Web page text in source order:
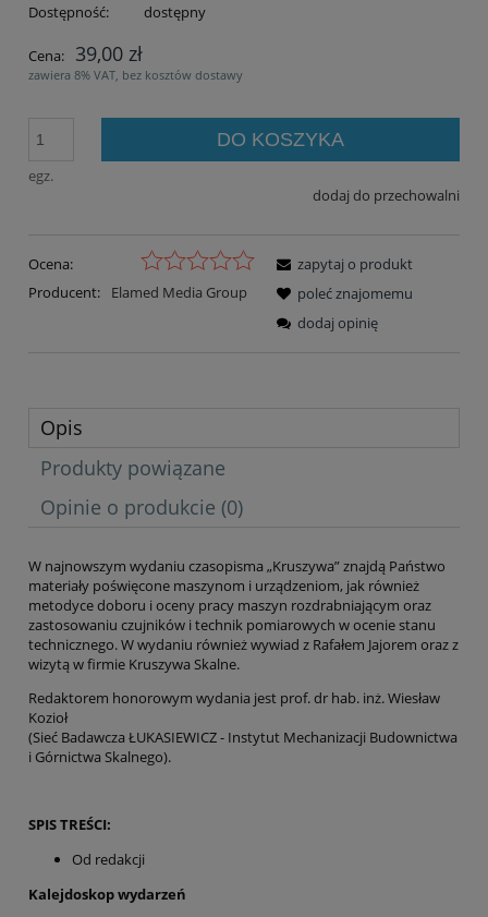
Dostępność: dostępny
Cena: 39,00 zł
zawiera 8% VAT, bez kosztów dostawy
egz.
DO KOSZYKA
dodaj do przechowalni
Ocena:
Producent:
Elamed Media Group
zapytaj o produkt
poleć znajomemu
dodaj opinię
Opis
Produkty powiązane
Opinie o produkcie (0)
W najnowszym wydaniu czasopisma „Kruszywa” znajdą Państwo
materiały poświęcone maszynom i urządzeniom, jak również
metodyce doboru i oceny pracy maszyn rozdrabniającym oraz
zastosowaniu czujników i technik pomiarowych w ocenie stanu
technicznego. W wydaniu również wywiad z Rafałem Jajorem oraz z
wizytą w firmie Kruszywa Skalne.
Redaktorem honorowym wydania jest prof. dr hab. inż. Wiesław
Kozioł
(Sieć Badawcza ŁUKASIEWICZ - Instytut Mechanizacji Budownictwa
i Górnictwa Skalnego).
SPIS TREŚCI:
Od redakcji
Kalejdoskop wydarzeń